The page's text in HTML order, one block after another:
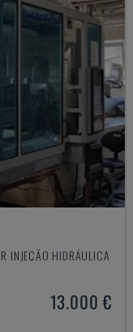
INJEÇÃO HIDRÁULICA
13.000 €